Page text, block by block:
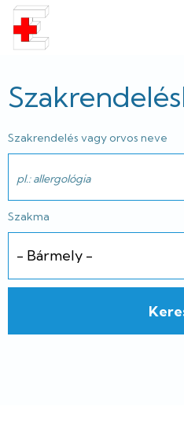
Ugrás
tartalomra
Erzsébet
Kórház
Szakrendelés vagy orvos neve
Szakma